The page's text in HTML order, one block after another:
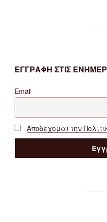
ΕΓΓΡΑΦΗ ΣΤΙΣ
Email
Αποδέχομαι την